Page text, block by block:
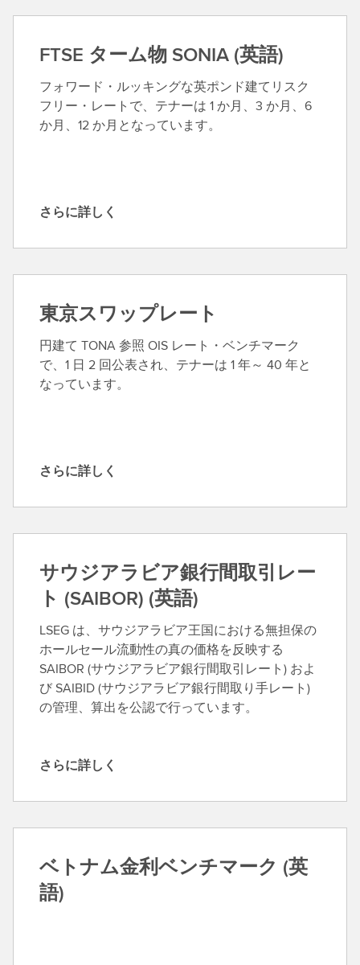
詳
く
FTSE ターム物 SONIA (英語)
フォワード・ルッキングな英ポンド建てリスク
フリー・レートで、テナーは 1 か月、3 か月、6
か月、12 か月となっています。
さ
詳
く
さらに詳しく
東京スワップレート
円建て TONA 参照 OIS レート・ベンチマーク
で、1 日 2 回公表され、テナーは 1 年～ 40 年と
なっています。
さ
詳
く
さらに詳しく
サウジアラビア銀行間取引レー
ト (SAIBOR) (英語)
LSEG は、サウジアラビア王国における無担保の
ホールセール流動性の真の価格を反映する
SAIBOR (サウジアラビア銀行間取引レート) およ
び SAIBID (サウジアラビア銀行間取り手レート)
の管理、算出を公認で行っています。
さ
詳
く
さらに詳しく
ベトナム金利ベンチマーク (英
語)